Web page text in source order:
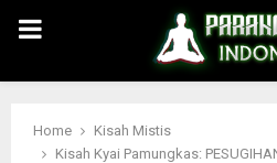
PRIMARY
MENU
Home
Kisah Mistis
Kisah Kyai Pamungkas: